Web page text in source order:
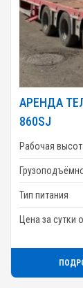
АРЕНДА
860SJ
Рабочая
Тип питания
Цена за сутки